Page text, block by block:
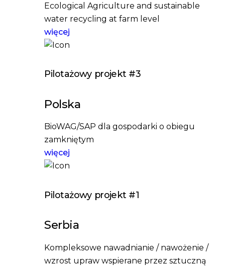
Ecological Agriculture and sustainable
water recycling at farm level
więcej
Pilotażowy projekt #3
Polska
BioWAG/SAP dla gospodarki o obiegu
zamkniętym
więcej
Pilotażowy projekt #1
Serbia
Kompleksowe nawadnianie / nawożenie /
wzrost upraw wspierane przez sztuczną